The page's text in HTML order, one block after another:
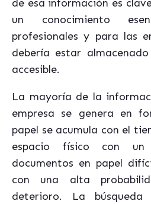
de esa información es
un conocimiento
profesionales y para las
debería estar
accesible.
La mayoría de la
empresa se genera en
papel se acumula con el
espacio físico con
documentos en papel
con una alta
deterioro. La